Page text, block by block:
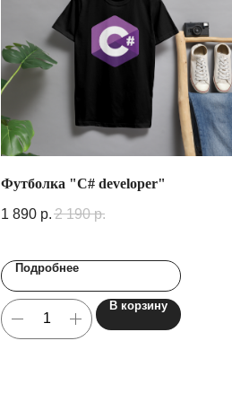
Футболка "C# developer"
1 890 р. 2 190 р.
Подробнее
В корзину